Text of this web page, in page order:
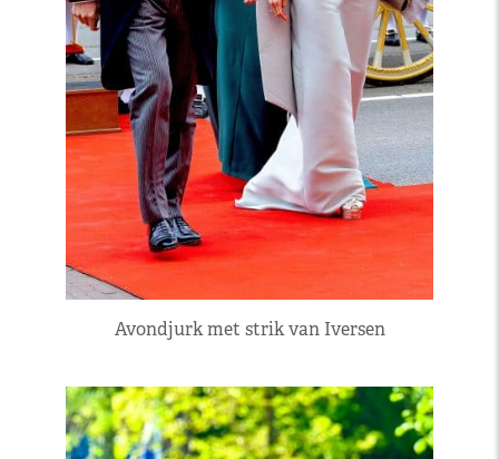
Avondjurk met strik van Iversen